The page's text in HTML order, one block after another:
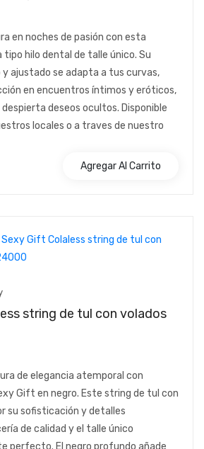
en noches de pasión con esta
tipo hilo dental de talle único. Su
ajustado se adapta a tus curvas,
en encuentros íntimos y eróticos,
deseos ocultos. Disponible
locales o a traves de nuestro
Agregar Al Carrito
string de tul con volados
de elegancia atemporal con
Gift en negro. Este string de tul con
su sofisticación y detalles
de calidad y el talle único
perfecto. El negro profundo añade